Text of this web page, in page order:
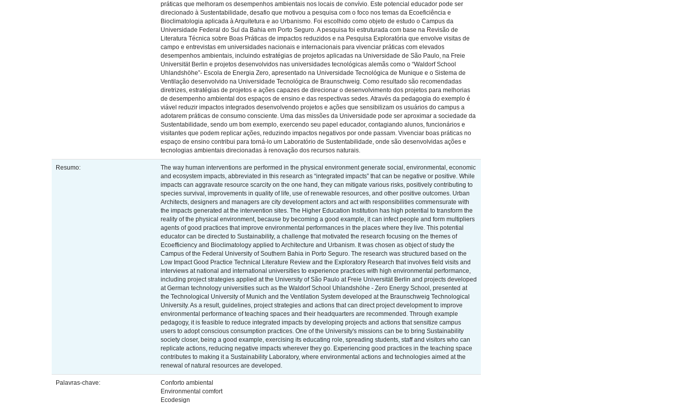
práticas que melhoram os desempenhos ambientais nos locais de convívio. Este potencial educador pode ser
direcionado à Sustentabilidade, desafio que motivou a pesquisa com o foco nos temas da Ecoeficiência e
Bioclimatologia aplicada à Arquitetura e ao Urbanismo. Foi escolhido como objeto de estudo o Campus da
Universidade Federal do Sul da Bahia em Porto Seguro. A pesquisa foi estruturada com base na Revisão de
Literatura Técnica sobre Boas Práticas de impactos reduzidos e na Pesquisa Exploratória que envolve visitas de
campo e entrevistas em universidades nacionais e internacionais para vivenciar práticas com elevados
desempenhos ambientais, incluindo estratégias de projetos aplicadas na Universidade de São Paulo, na Freie
Universität Berlin e projetos desenvolvidos nas universidades tecnológicas alemãs como o “Waldorf School
Uhlandshöhe”- Escola de Energia Zero, apresentado na Universidade Tecnológica de Munique e o Sistema de
Ventilação desenvolvido na Universidade Tecnológica de Braunschweig. Como resultado são recomendadas
diretrizes, estratégias de projetos e ações capazes de direcionar o desenvolvimento dos projetos para melhorias
de desempenho ambiental dos espaços de ensino e das respectivas sedes. Através da pedagogia do exemplo é
viável reduzir impactos integrados desenvolvendo projetos e ações que sensibilizam os usuários do campus a
adotarem práticas de consumo consciente. Uma das missões da Universidade pode ser aproximar a sociedade da
Sustentabilidade, sendo um bom exemplo, exercendo seu papel educador, contagiando alunos, funcionários e
visitantes que podem replicar ações, reduzindo impactos negativos por onde passam. Vivenciar boas práticas no
espaço de ensino contribui para torná-lo um Laboratório de Sustentabilidade, onde são desenvolvidas ações e
tecnologias ambientais direcionadas à renovação dos recursos naturais.
Resumo:
The way human interventions are performed in the physical environment generate social, environmental, economic
and ecosystem impacts, abbreviated in this research as “integrated impacts” that can be negative or positive. While
impacts can aggravate resource scarcity on the one hand, they can mitigate various risks, positively contributing to
species survival, improvements in quality of life, use of renewable resources, and other positive outcomes. Urban
Architects, designers and managers are city development actors and act with responsibilities commensurate with
the impacts generated at the intervention sites. The Higher Education Institution has high potential to transform the
reality of the physical environment, because by becoming a good example, it can infect people and form multipliers
agents of good practices that improve environmental performances in the places where they live. This potential
educator can be directed to Sustainability, a challenge that motivated the research focusing on the themes of
Ecoefficiency and Bioclimatology applied to Architecture and Urbanism. It was chosen as object of study the
Campus of the Federal University of Southern Bahia in Porto Seguro. The research was structured based on the
Low Impact Good Practice Technical Literature Review and the Exploratory Research that involves field visits and
interviews at national and international universities to experience practices with high environmental performance,
including project strategies applied at the University of São Paulo at Freie Universität Berlin and projects developed
at German technology universities such as the Waldorf School Uhlandshöhe - Zero Energy School, presented at
the Technological University of Munich and the Ventilation System developed at the Braunschweig Technological
University. As a result, guidelines, project strategies and actions that can direct project development to improve
environmental performance of teaching spaces and their headquarters are recommended. Through example
pedagogy, it is feasible to reduce integrated impacts by developing projects and actions that sensitize campus
users to adopt conscious consumption practices. One of the University's missions can be to bring Sustainability
society closer, being a good example, exercising its educating role, spreading students, staff and visitors who can
replicate actions, reducing negative impacts wherever they go. Experiencing good practices in the teaching space
contributes to making it a Sustainability Laboratory, where environmental actions and technologies aimed at the
renewal of natural resources are developed.
Palavras-chave:
Conforto ambiental
Environmental comfort
Ecodesign